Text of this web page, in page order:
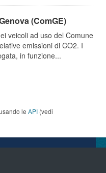
(ComGE)
veicoli ad uso del Comune
emissioni di CO2. I
in funzione...
le API (vedi